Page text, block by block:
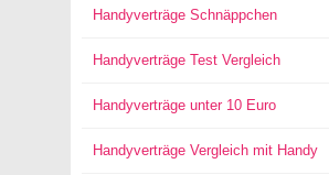
Handyverträge Schnäppchen
Handyverträge Test Vergleich
Handyverträge unter 10 Euro
Handyverträge Vergleich mit Handy